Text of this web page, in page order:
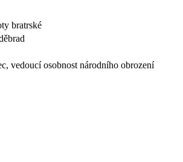
bratrské
vedoucí osobnost národního obrození